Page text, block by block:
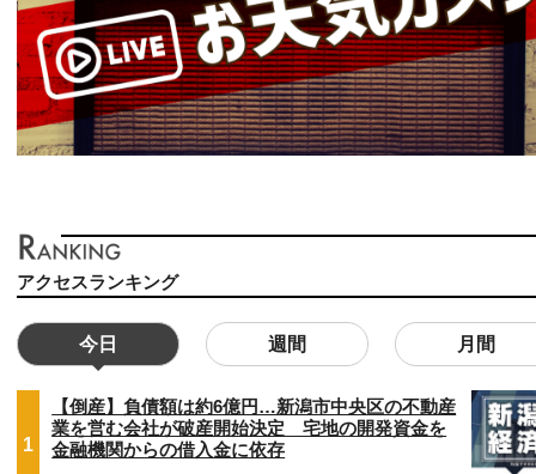
アクセスランキング
今日 週間 月間
1
【倒産】負債額は約6億円…新潟市中央区の不動産
業を営む会社が破産開始決定 宅地の開発資金を
金融機関からの借入金に依存